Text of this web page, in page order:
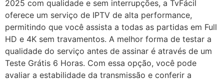
2025 com qualidade e sem interrupções, a TvFácil
oferece um serviço de IPTV de alta performance,
permitindo que você assista a todas as partidas em Full
HD e 4K sem travamentos. A melhor forma de testar a
qualidade do serviço antes de assinar é através de um
Teste Grátis 6 Horas. Com essa opção, você pode
avaliar a estabilidade da transmissão e conferir a